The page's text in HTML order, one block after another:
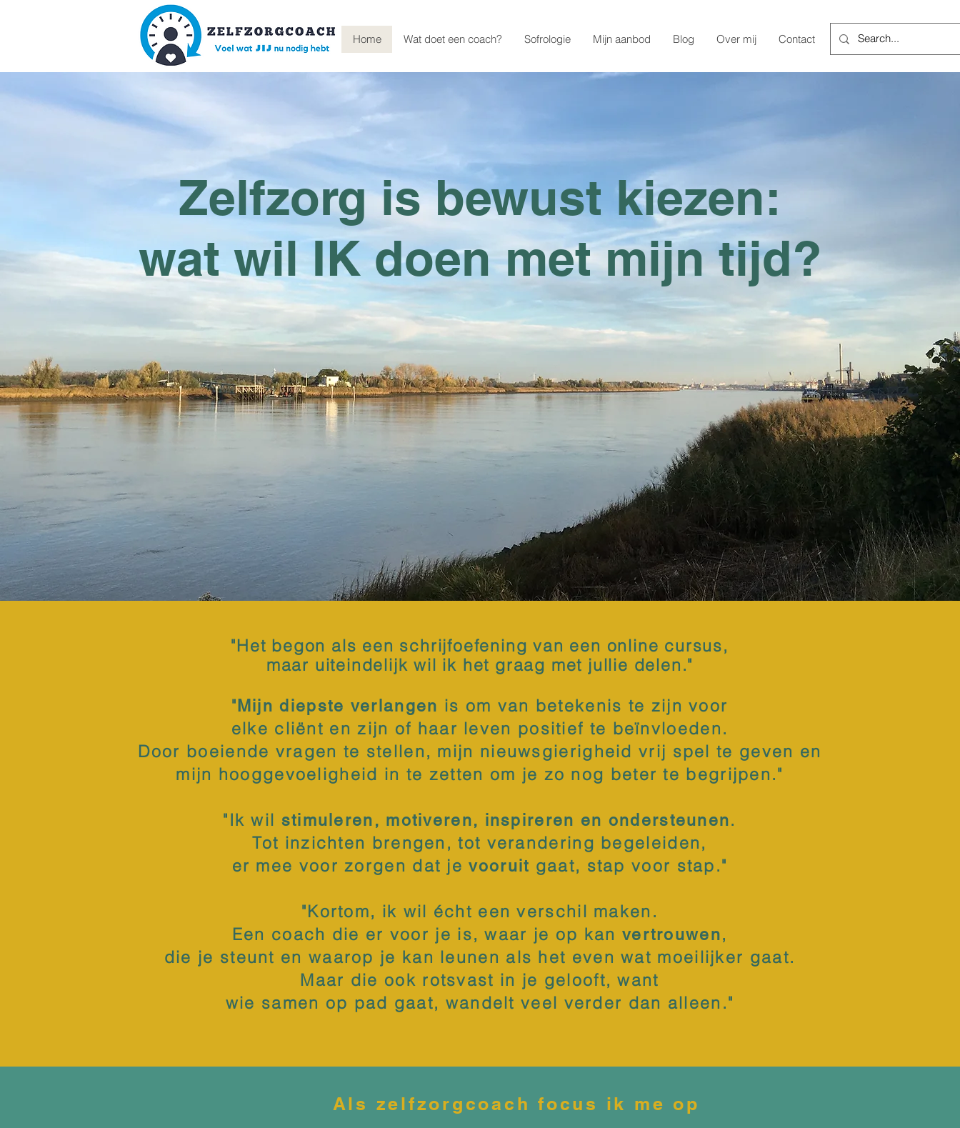
Home Wat doet een coach? Sofrologie Mijn aanbod Blog Over mij Contact
Zelfzorg is bewust kiezen:
wat wil IK doen met mijn tijd?
"Het begon als een schrijfoefening van een online cursus,
maar uiteindelijk wil ik het graag met jullie delen."
" Mijn diepste verlangen is om van betekenis te zijn voor
elke cliënt en zijn of haar leven positief te beïnvloeden.
Door boeiende vragen te stellen, mijn nieuwsgierigheid vrij spel te geven en
mijn hooggevoeligheid in te zetten om je zo nog beter te begrijpen."
"Ik wil stimuleren, motiveren, inspireren en ondersteunen.
Tot inzichten brengen, tot verandering begeleiden,
er mee voor zorgen dat jevooruit gaat, stap voor stap."
"Kortom, ik wil écht een verschil maken.
Een coach die er voor je is, waar je op kan vertrouwen,
die je steunt en waarop je kan leunen als het even wat moeilijker gaat.
Maar die ook rotsvast in je gelooft, want
wie samen op pad gaat, wandelt veel verder dan alleen."
Als zelfzorgcoach focus ik me op